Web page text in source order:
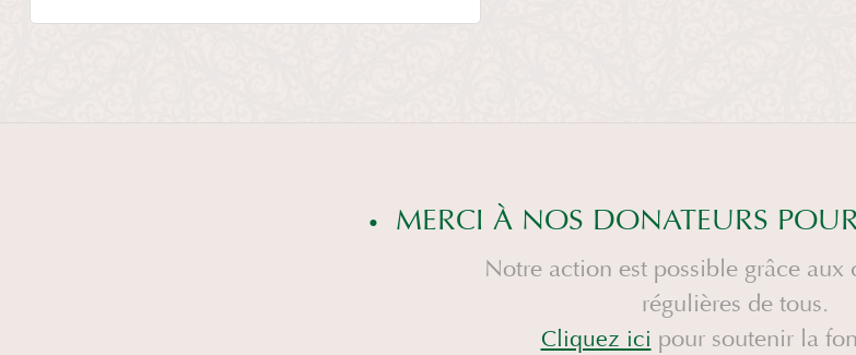
MERCI À NOS DONATEURS
Notre action est possible grâce aux
régulières de tous.
Cliquez ici pour soutenir la